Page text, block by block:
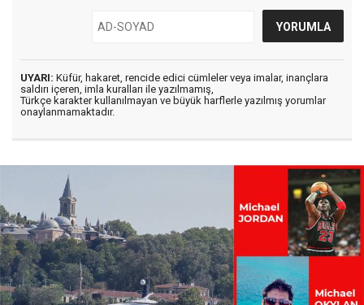
UYARI: Küfür, hakaret, rencide edici cümleler veya imalar, inançlara
saldırı içeren, imla kuralları ile yazılmamış,
Türkçe karakter kullanılmayan ve büyük harflerle yazılmış yorumlar
onaylanmamaktadır.